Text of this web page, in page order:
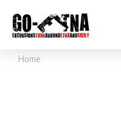
Home